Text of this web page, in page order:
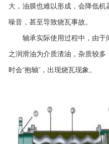
大，油膜也难以形成，会降低
噪音，甚至导致烧瓦事故。
轴承实际使用过程中，由于
之润滑油为介质渣油，杂质较
时会“抱轴”，出现烧瓦现象。